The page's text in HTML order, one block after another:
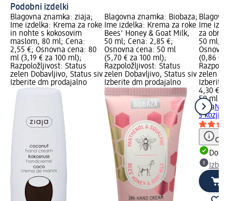
Podobni izdelki
Blagovna znamka: ziaja;
Ime izdelka: Krema za roke
in nohte s kokosovim
maslom, 80 ml; Cena:
2,55 €; Osnovna cena: 80
ml (3,19 € za 100 ml);
Razpoložljivost: Status
zelen Dobavljivo, Status siv
Izberite dm prodajalno
Blagovna znamka: Biobaza;
Ime izdelka: Krema za roke
Bees' Honey & Goat Milk,
50 ml; Cena: 2,85 €;
Osnovna cena: 50 ml
(5,70 € za 100 ml);
Razpoložljivost: Status
zelen Dobavljivo, Status siv
Izberite dm prodajalno
Ime
za
50 ml;
(0,86 €
zelen
Izberite
4,30 €
50 ml
ziaja
s kozjim